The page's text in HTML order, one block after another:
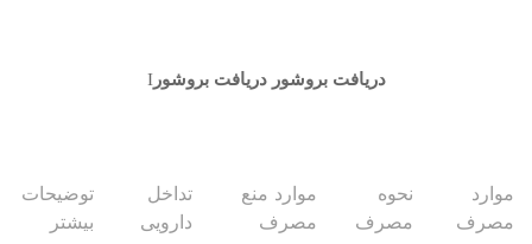
دریافت بروشوردریافت بروشور
موارد
مصرف
نحوه
مصرف
موارد منع
مصرف
تداخل
دارویی
توضیحات
بیشتر